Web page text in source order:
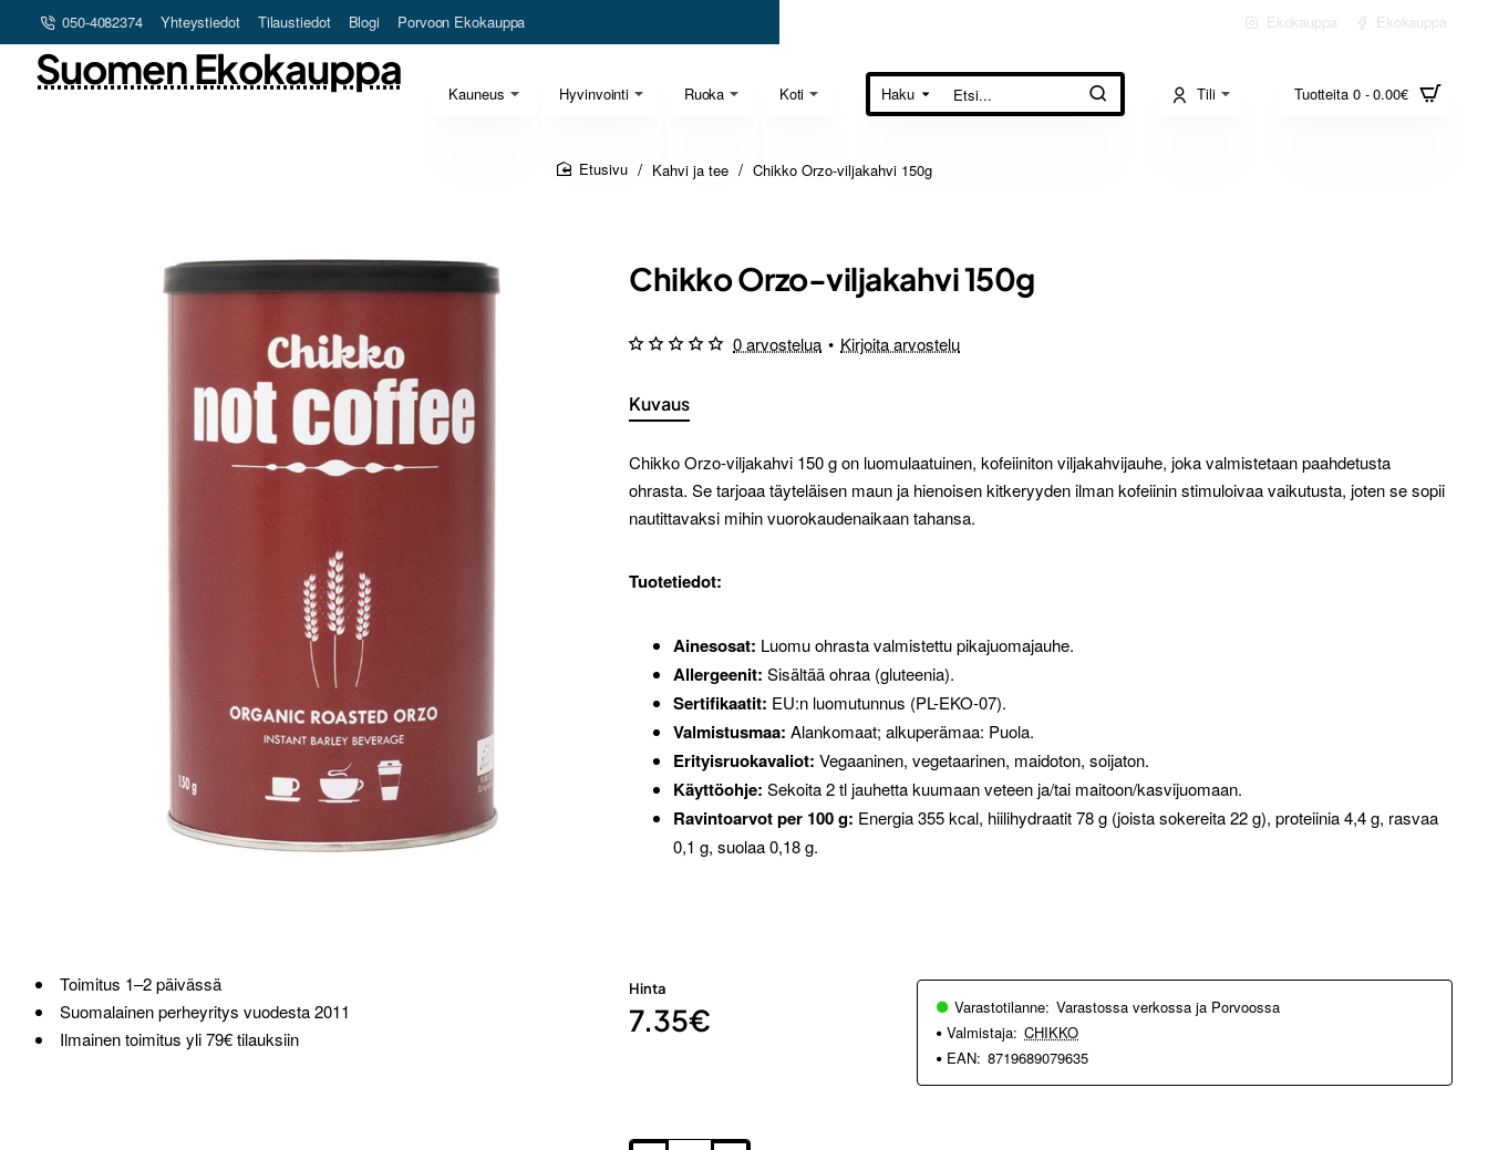
050-4082374 Yhteystiedot Tilaustiedot Blogi Porvoon Ekokauppa Ekokauppa Ekokauppa
Kauneus Hyvinvointi Ruoka Koti
Suomen Ekokauppa
Haku
Etsi... Tili Tuotteita 0 - 0.00€
Kahvi ja tee Chikko Orzo-viljakahvi 150g
Toimitus 1–2 päivässä
Suomalainen perheyritys vuodesta 2011
Ilmainen toimitus yli 79€ tilauksiin
Chikko Orzo-viljakahvi 150g
Kuvaus
Chikko Orzo-viljakahvi 150 g on luomulaatuinen, kofeiiniton viljakahvijauhe, joka valmistetaan paahdetusta
ohrasta. Se tarjoaa täyteläisen maun ja hienoisen kitkeryyden ilman kofeiinin stimuloivaa vaikutusta, joten se sopii
nautittavaksi mihin vuorokaudenaikaan tahansa.
Tuotetiedot:
Ainesosat: Luomu ohrasta valmistettu pikajuomajauhe.
Allergeenit: Sisältää ohraa (gluteenia).
Sertifikaatit: EU:n luomutunnus (PL-EKO-07).
Valmistusmaa: Alankomaat; alkuperämaa: Puola.
Erityisruokavaliot: Vegaaninen, vegetaarinen, maidoton, soijaton.
Käyttöohje: Sekoita 2 tl jauhetta kuumaan veteen ja/tai maitoon/kasvijuomaan.
Ravintoarvot per 100 g: Energia 355 kcal, hiilihydraatit 78 g (joista sokereita 22 g), proteiinia 4,4 g, rasvaa
0,1 g, suolaa 0,18 g.
0 arvostelua • Kirjoita arvostelu
Hinta
7.35€ Varastotilanne: Varastossa verkossa ja Porvoossa
Valmistaja: CHIKKO
EAN: 8719689079635